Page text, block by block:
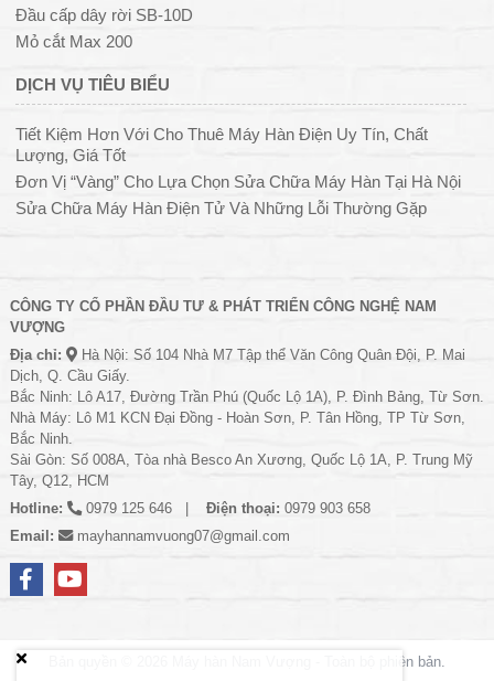
Đầu cấp dây rời SB-10D
Mỏ cắt Max 200
DỊCH VỤ TIÊU BIỂU
Tiết Kiệm Hơn Với Cho Thuê Máy Hàn Điện Uy Tín, Chất
Lượng, Giá Tốt
Đơn Vị “Vàng” Cho Lựa Chọn Sửa Chữa Máy Hàn Tại Hà Nội
Sửa Chữa Máy Hàn Điện Tử Và Những Lỗi Thường Gặp
CÔNG TY CỔ PHẦN ĐẦU TƯ & PHÁT TRIỂN CÔNG NGHỆ NAM
VƯỢNG
Địa chỉ:
Hà Nội: Số 104 Nhà M7 Tập thể Văn Công Quân Đội, P. Mai
Dịch, Q. Cầu Giấy.
Bắc Ninh: Lô A17, Đường Trần Phú (Quốc Lộ 1A), P. Đình Bảng, Từ Sơn.
Nhà Máy: Lô M1 KCN Đại Đồng - Hoàn Sơn, P. Tân Hồng, TP Từ Sơn,
Bắc Ninh.
Sài Gòn: Số 008A, Tòa nhà Besco An Xương, Quốc Lộ 1A, P. Trung Mỹ
Tây, Q12, HCM
Hotline:
0979 125 646 Điện thoại: 0979 903 658
Email:
mayhannamvuong07@gmail.com
- Toàn bộ phiên bản.